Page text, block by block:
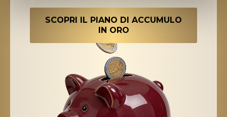
SCOPRI IL PIANO DI ACCUMULO
IN ORO